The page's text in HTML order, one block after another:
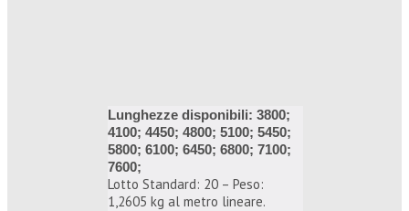
Lunghezze disponibili: 3800;
4100; 4450; 4800; 5100; 5450;
5800; 6100; 6450; 6800; 7100;
7600;
Lotto Standard: 20 – Peso:
1,2605 kg al metro lineare.